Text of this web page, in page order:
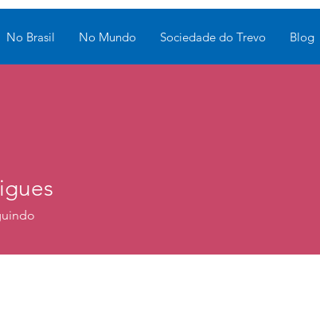
No Brasil No Mundo Sociedade do Trevo Blog